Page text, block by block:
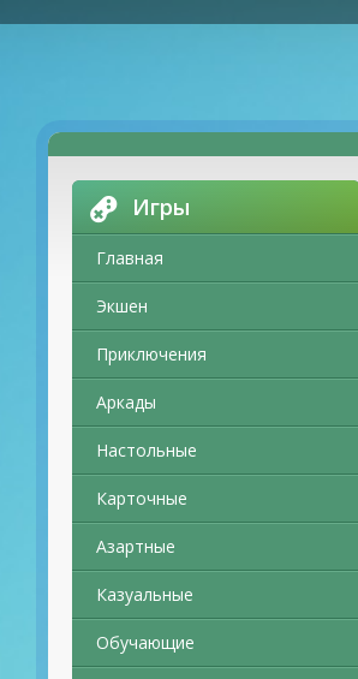
Игры
Главная
Экшен
Приключения
Аркады
Настольные
Карточные
Азартные
Казуальные
Обучающие